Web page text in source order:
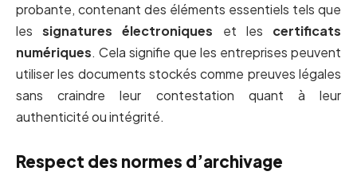
probante, contenant des éléments essentiels tels que
lessignatures électroniques et les certificats
numériques. Cela signifie que les entreprises peuvent
utiliser les documents stockés comme preuves légales
sans craindre leur contestation quant à leur
authenticité ou intégrité.
Respect des normes d’archivage